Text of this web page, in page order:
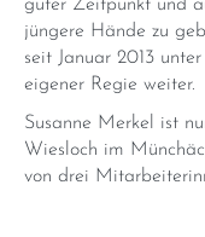
guter Zeitpunkt und
jüngere Hände zu
seit Januar 2013
eigener Regie weiter.
Susanne Merkel ist
Wiesloch im
von drei